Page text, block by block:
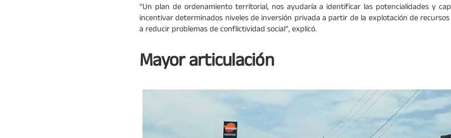
“Un plan de ordenamiento territorial, nos ayudaría a identificar las potencialidades y
incentivar determinados niveles de inversión privada a partir de la explotación de
a reducir problemas de conflictividad social”, explicó.
Mayor articulación